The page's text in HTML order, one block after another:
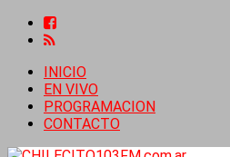
INICIO
EN VIVO
PROGRAMACION
CONTACTO